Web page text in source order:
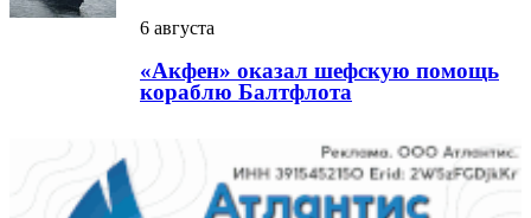
6 августа
«Акфен» оказал шефскую помощь
кораблю Балтфлота